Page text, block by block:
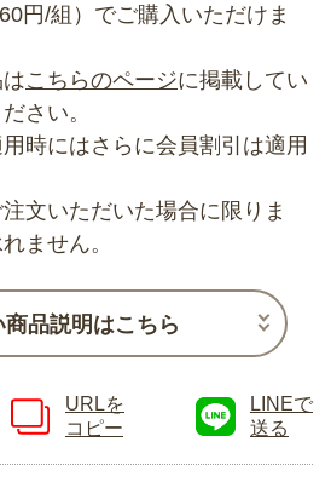
円/組）でご購入いただけま
こちらのページに掲載してい
さい。
時にはさらに会員割引は適用
文いただいた場合に限りま
ません。
商品説明はこちら
URLを
コピー
LINEで
送る